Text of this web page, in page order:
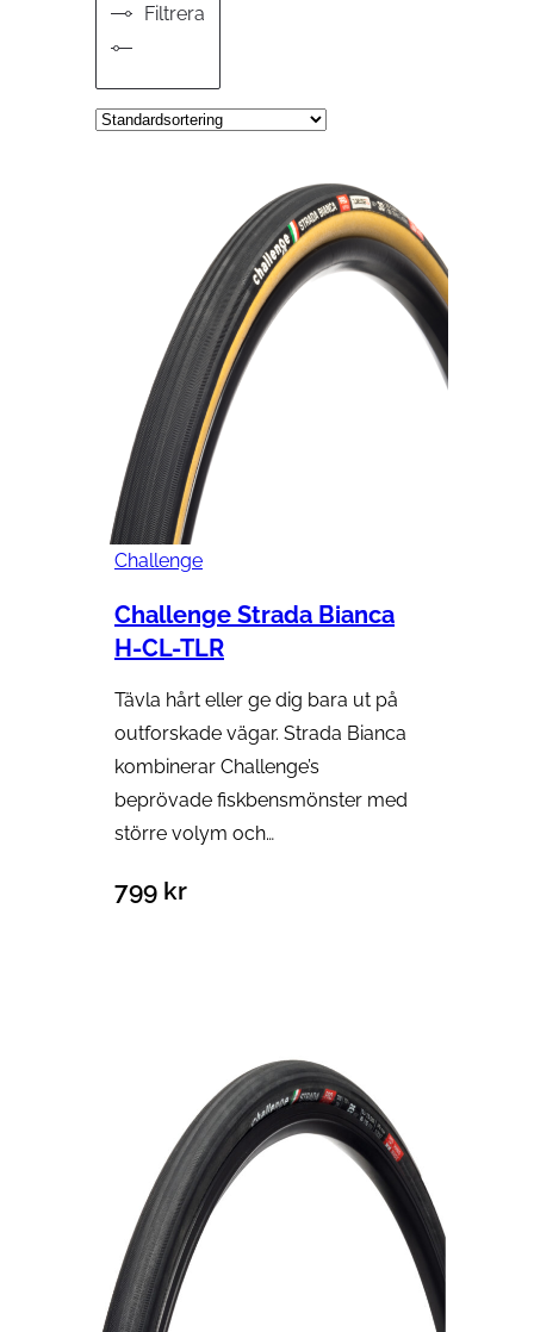
Filtrera
Challenge
Challenge Strada Bianca
H-CL-TLR
Tävla hårt eller ge dig bara ut på
outforskade vägar. Strada Bianca
kombinerar Challenge’s
beprövade fiskbensmönster med
större volym och…
799 kr